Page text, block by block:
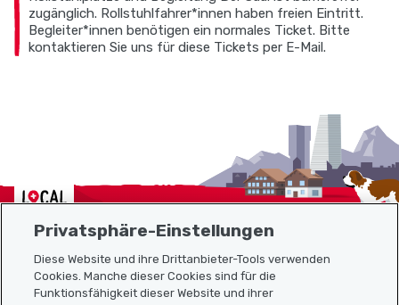
zugänglich. Rollstuhlfahrer*innen haben freien Eintritt.
Begleiter*innen benötigen ein normales Ticket. Bitte
kontaktieren Sie uns für diese Tickets per E-Mail.
Localcities
Sitemap
Privatsphäre-Einstellungen
Diese Website und ihre Drittanbieter-Tools verwenden
Cookies. Manche dieser Cookies sind für die
Funktionsfähigkeit dieser Website und ihrer